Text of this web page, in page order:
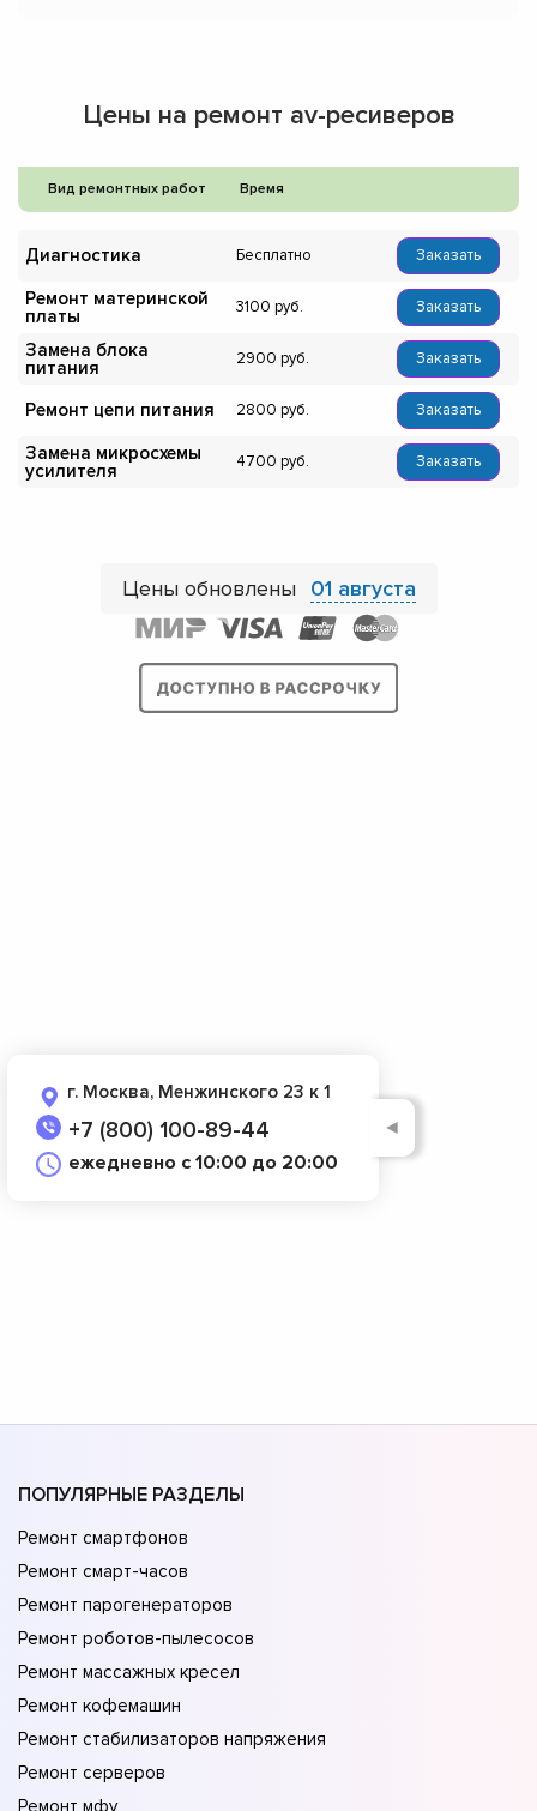
Цены на ремонт av-ресиверов
Вид ремонтных работ Время
Диагностика Бесплатно Заказать
Ремонт материнской
платы
3100 Заказать
Замена блока
питания
2900 Заказать
Ремонт цепи питания 2800 Заказать
Замена микросхемы
усилителя
4700 Заказать
Цены обновлены 01 августа
г. Москва, Менжинского 23 к 1
+7 (800) 100-89-44
ежедневно с 10:00 до 20:00
◄
ПОПУЛЯРНЫЕ РАЗДЕЛЫ
Ремонт смартфонов
Ремонт смарт-часов
Ремонт парогенераторов
Ремонт роботов-пылесосов
Ремонт массажных кресел
Ремонт кофемашин
Ремонт стабилизаторов напряжения
Ремонт серверов
Ремонт мфу